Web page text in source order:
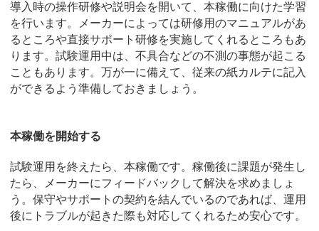
導入時の操作研修や説明会を開いて、本稼働に向けた学習
を行います。メーカーによっては研修用のマニュアルがあ
るところや直接サポート研修を実施してくれるところもあ
ります。試験運用中は、不具合などの不測の事態が起こる
こともあります。万が一に備えて、従来の紙カルテに記入
ができるよう準備しておきましょう。
本稼働を開始する
試験運用を終えたら、本稼働です。稼働後に課題が発生し
たら、メーカーにフィードバックして解決を求めましょ
う。保守やサポートの契約を結んでいるのであれば、運用
後にトラブルが起きた際も対応してくれるため安心です。